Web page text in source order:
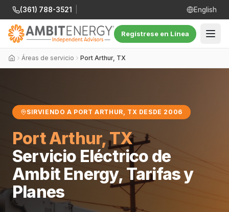
(361) 788-3521 English
Regístrese en Línea
Áreas de servicio Port Arthur, TX
SIRVIENDO A PORT ARTHUR, TX DESDE 2006
Port Arthur, TX
Servicio Eléctrico de
Ambit Energy, Tarifas y
Planes